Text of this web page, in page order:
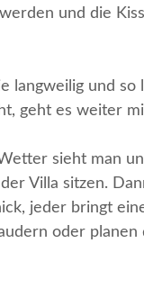
und die
langweilig und so
geht es weiter
sieht man
Villa sitzen.
jeder bringt
oder planen